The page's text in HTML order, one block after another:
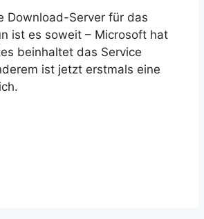
Download-Server für das
ist es soweit – Microsoft hat
beinhaltet das Service
ist jetzt erstmals eine